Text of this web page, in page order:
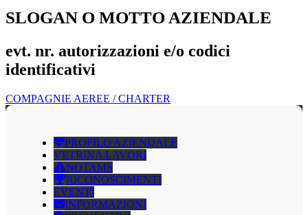
SLOGAN O MOTTO AZIENDALE
evt. nr. autorizzazioni e/o codici
identificativi
COMPAGNIE AEREE / CHARTER
PROFILO AZIENDALE
VETRINA LAVORI
NOTAMS
RICONOSCIMENTI
EVENTI
INFORMAZIONI